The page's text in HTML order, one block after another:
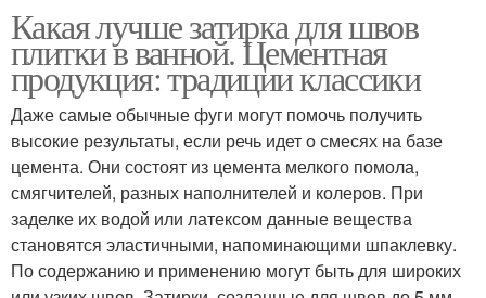
Какая лучше затирка для швов
плитки в ванной. Цементная
продукция: традиции классики
Даже самые обычные фуги могут помочь получить
высокие результаты, если речь идет о смесях на базе
цемента. Они состоят из цемента мелкого помола,
смягчителей, разных наполнителей и колеров. При
заделке их водой или латексом данные вещества
становятся эластичными, напоминающими шпаклевку.
По содержанию и применению могут быть для широких